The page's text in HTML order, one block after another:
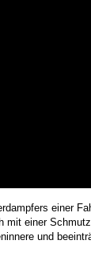
einer
einer
und